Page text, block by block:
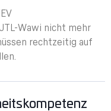
Wawi nicht mehr
rechtzeitig auf